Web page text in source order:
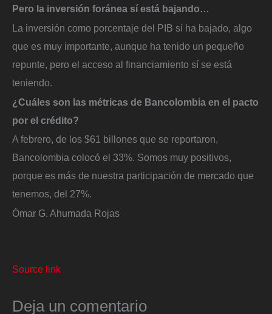
Pero la inversión foránea sí está bajando…
La inversión como porcentaje del PIB sí ha bajado, algo
que es muy importante, aunque ha tenido un pequeño
repunte, pero el acceso al financiamiento sí se está
teniendo.
¿Cuáles son las métricas de Bancolombia en el pacto
por el crédito?
A febrero, de los $61 billones que se reportaron,
Bancolombia colocó el 33%. Somos muy positivos,
porque es más de nuestra participación de mercado que
tenemos, del 27%.
Ómar G. Ahumada Rojas
Source link
Deja un comentario